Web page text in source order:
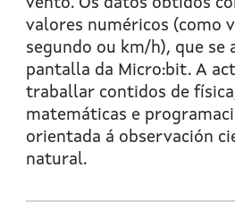
cun
anemómetro
vento. Os datos obtidos
valores numéricos (como
segundo ou km/h), que se
pantalla da Micro:bit. A
traballar contidos de
matemáticas e
orientada á observación
natural.